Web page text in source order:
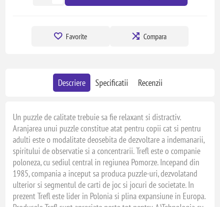
Favorite Compara
Descriere Specificatii Recenzii
Un puzzle de calitate trebuie sa fie relaxant si distractiv.
Aranjarea unui puzzle constitue atat pentru copii cat si pentru
adulti este o modalitate deosebita de dezvoltare a indemanarii,
spiritului de observatie si a concentrarii. Trefl este o companie
poloneza, cu sediul central in regiunea Pomorze. Incepand din
1985, compania a inceput sa produca puzzle-uri, dezvolatand
ulterior si segmentul de carti de joc si jocuri de societate. In
prezent Trefl este lider in Polonia si plina expansiune in Europa.